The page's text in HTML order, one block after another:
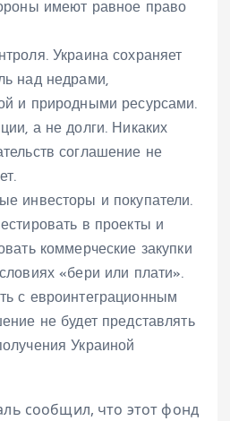
имеют равное право
Украина сохраняет
над недрами,
и природными ресурсами.
а не долги. Никаких
соглашение не
инвесторы и покупатели.
в проекты и
коммерческие закупки
«бери или плати».
с евроинтеграционным
не будет представлять
Украиной
сообщил, что этот фонд